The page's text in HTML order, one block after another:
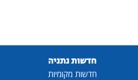
חדשות נתניה
חדשות מקומיות